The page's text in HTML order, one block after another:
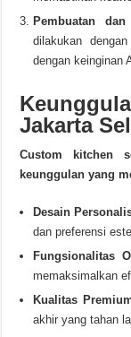
Pembuatan
dilakukan
dengan keinginan
Jakarta
Custom kitchen
keunggulan yang
Desain
dan preferensi
Fungsionalitas
memaksimalkan
Kualitas
akhir yang tahan